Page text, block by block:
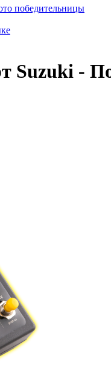
победительницы
Suzuki -